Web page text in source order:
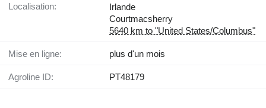
Localisation:
Irlande
Courtmacsherry
5640 km to "United States/Columbus"
Mise en ligne: plus d'un mois
Agroline ID: PT48179